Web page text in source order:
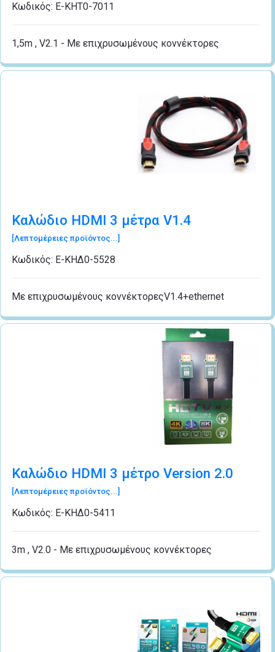
Κωδικός: Ε-ΚΗΤ0-7011
1,5m , V2.1 - Με επιχρυσωμένους κοννέκτορες
Καλώδιο HDMI 3 μέτρα V1.4
[Λεπτομέρειες προϊόντος...]
Κωδικός: Ε-ΚΗΔ0-5528
Με επιχρυσωμένους κοννέκτορεςV1.4+ethernet
Καλώδιο HDMI 3 μέτρo Version 2.0
[Λεπτομέρειες προϊόντος...]
Κωδικός: Ε-ΚΗΔ0-5411
3m , V2.0 - Με επιχρυσωμένους κοννέκτορες